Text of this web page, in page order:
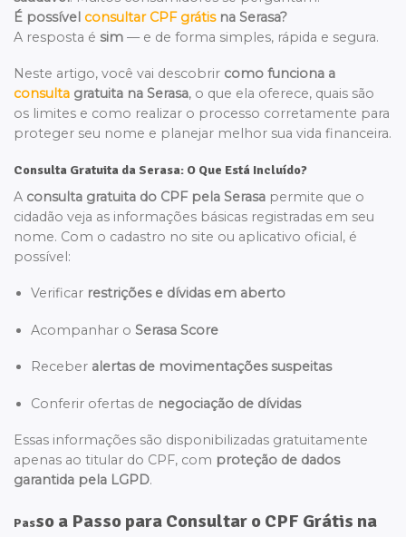
É possível consultar CPF grátisna Serasa?
A resposta é sim — e de forma simples, rápida e segura.
Neste artigo, você vai descobrir como funciona a
consulta gratuita na Serasa, o que ela oferece, quais são
os limites e como realizar o processo corretamente para
proteger seu nome e planejar melhor sua vida financeira.
Consulta Gratuita da Serasa: O Que Está Incluído?
A consulta gratuita do CPF pela Serasa permite que o
cidadão veja as informações básicas registradas em seu
nome. Com o cadastro no site ou aplicativo oficial, é
possível:
Verificar restrições e dívidas em aberto
Acompanhar o Serasa Score
Receber alertas de movimentações suspeitas
Conferir ofertas de negociação de dívidas
Essas informações são disponibilizadas gratuitamente
apenas ao titular do CPF, com proteção de dados
garantida pela LGPD.
Passo a Passo para Consultar o CPF Grátis na